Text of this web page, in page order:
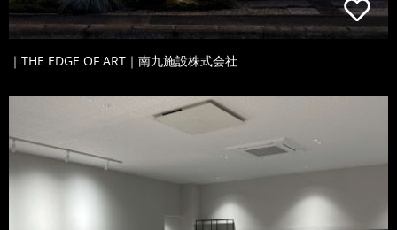
｜THE EDGE OF ART｜南九施設株式会社